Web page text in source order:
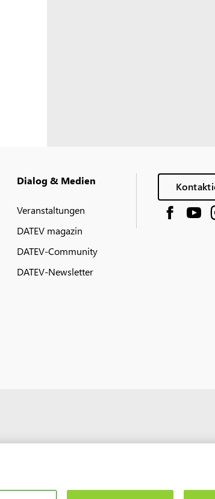
Dialog & Medien
Veranstaltungen
DATEV magazin
DATEV-Community
DATEV-Newsletter